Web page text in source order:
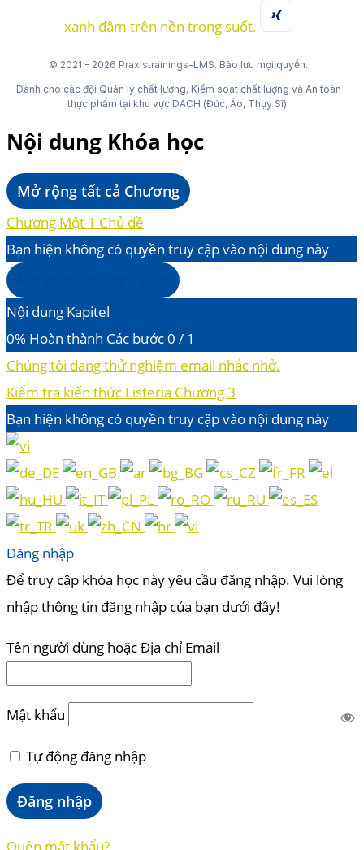
xanh đậm trên nền trong suốt.
© 2021 - 2026 Praxistrainings-LMS. Bảo lưu mọi quyền.
Dành cho các đội Quản lý chất lượng, Kiểm soát chất lượng và An toàn
thực phẩm tại khu vực DACH (Đức, Áo, Thụy Sĩ).
Nội dung Khóa học
Mở rộng tất cả Chương
Chương Một 1 Chủ đề
Bạn hiện không có quyền truy cập vào nội dung này
Nội dung Kapitel
0% Hoàn thành Các bước 0 / 1
Chúng tôi đang thử nghiệm email nhắc nhở.
Kiểm tra kiến thức Listeria Chương 3
Bạn hiện không có quyền truy cập vào nội dung này
Đăng nhập
Để truy cập khóa học này yêu cầu đăng nhập. Vui lòng
nhập thông tin đăng nhập của bạn dưới đây!
Tên người dùng hoặc Địa chỉ Email
Mật khẩu
Tự động đăng nhập